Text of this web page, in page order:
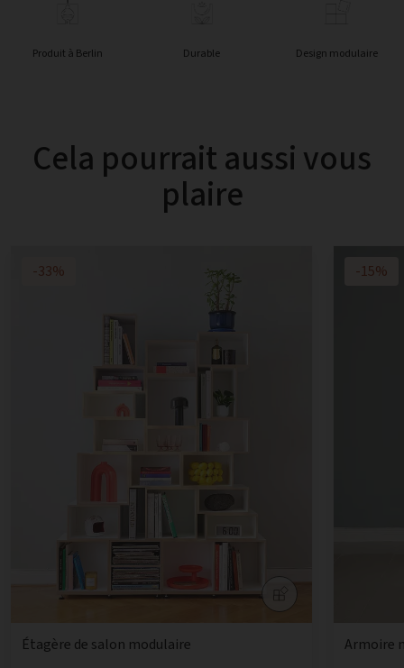
Produit à Berlin Durable Design modulaire
Cela pourrait aussi vous
plaire
-33%
Étagère de salon modulaire
-15%
Armoire